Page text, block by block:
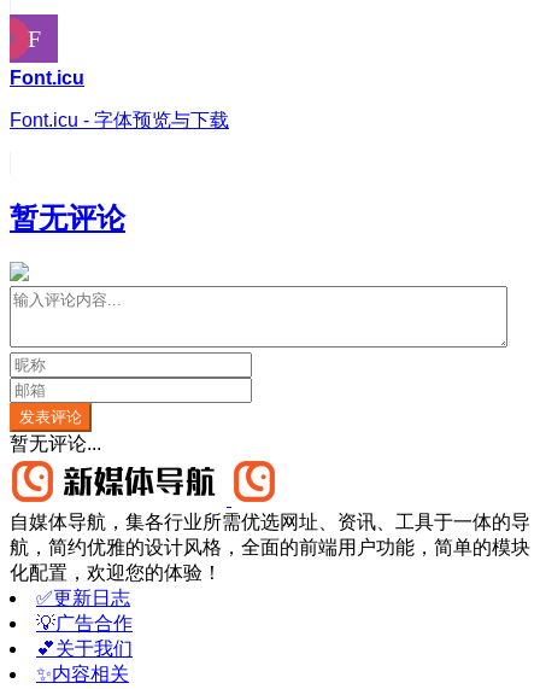
Font.icu
Font.icu - 字体预览与下载
暂无评论
发表评论
暂无评论...
自媒体导航，集各行业所需优选网址、资讯、工具于一体的导
航，简约优雅的设计风格，全面的前端用户功能，简单的模块
化配置，欢迎您的体验！
✅更新日志
💡广告合作
💕关于我们
✨内容相关